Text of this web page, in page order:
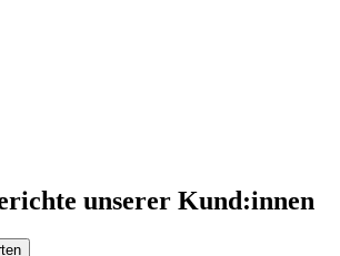
unserer Kund:innen